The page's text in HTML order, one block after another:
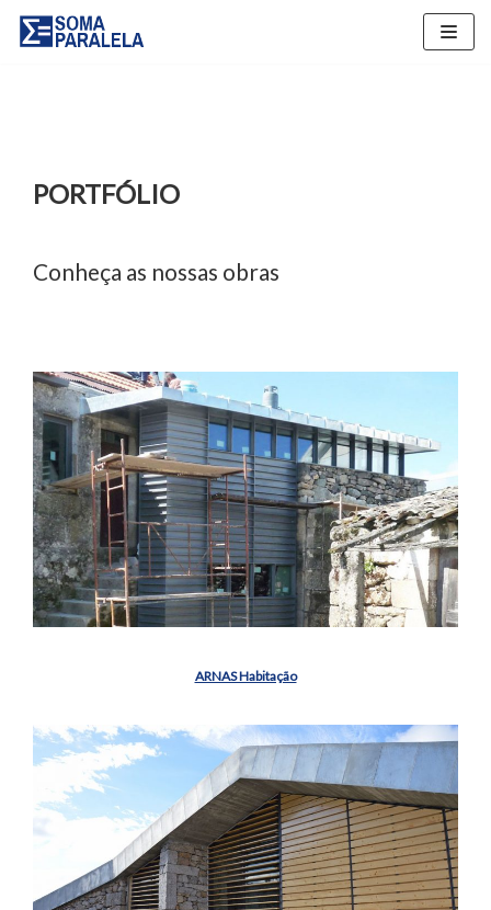
Skip
to
PORTFÓLIO
Conheça as nossas obras
ARNAS Habitação